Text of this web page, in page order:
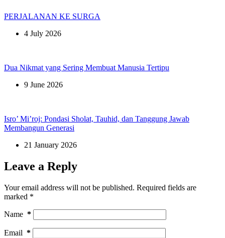
PERJALANAN KE SURGA
4 July 2026
Dua Nikmat yang Sering Membuat Manusia Tertipu
9 June 2026
Isro’ Mi’roj: Pondasi Sholat, Tauhid, dan Tanggung Jawab
Membangun Generasi
21 January 2026
Leave a Reply
Your email address will not be published. Required fields are
marked *
Name *
Email *